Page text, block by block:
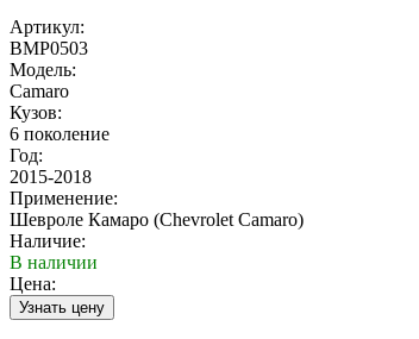
Артикул:
BMP0503
Модель:
Camaro
Кузов:
6 поколение
Год:
2015-2018
Применение:
Шевроле Камаро (Chevrolet Camaro)
Наличие:
В наличии
Цена: